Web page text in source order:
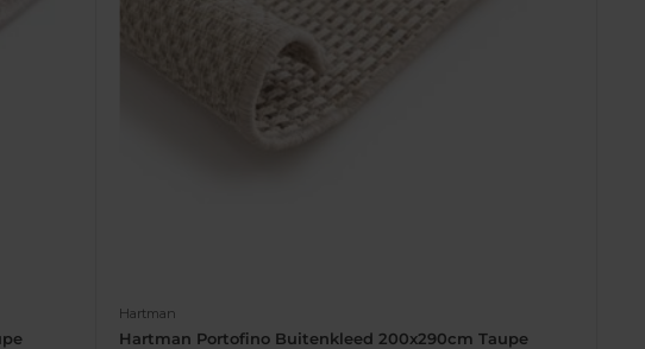
Hartman
Hartman Portofino Buitenkleed 200x290cm Taupe